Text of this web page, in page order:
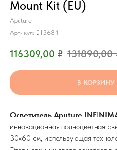
Mount Kit (EU)
Aputure
Артикул: 213684
116309,00 ₽ 131890,00
В КОРЗИНУ
Осветитель Aputure
инновационная полноцветная
30x60 см, использующая